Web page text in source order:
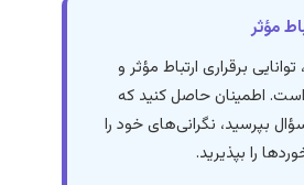
مؤثر
برقراری ارتباط مؤثر و
اطمینان حاصل کنید که
سؤال بپرسید، نگرانی‌های خود را
را بپذیرید.